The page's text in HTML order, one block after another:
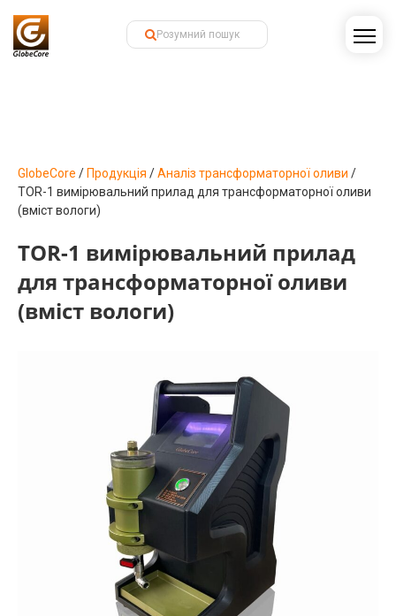
GlobeCore / Продукція /Аналіз трансформаторної оливи /
TOR-1 вимірювальний прилад для трансформаторної оливи
(вміст вологи)
TOR-1 вимірювальний прилад
для трансформаторної оливи
(вміст вологи)